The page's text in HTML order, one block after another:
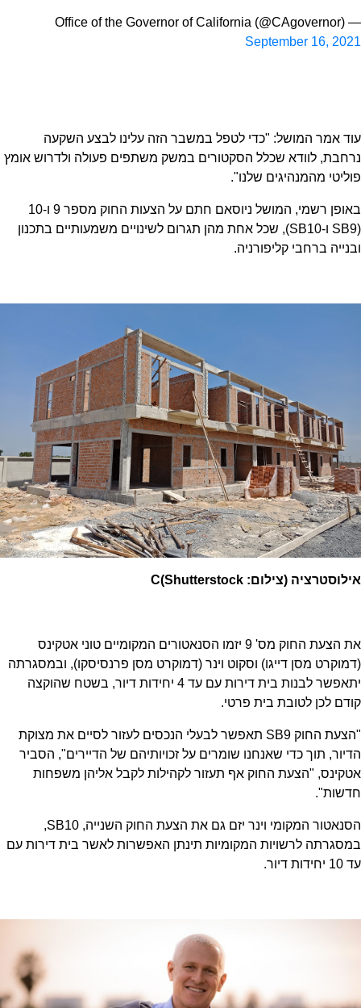
— Office of the Governor of California (@CAgovernor)
September 16, 2021
עוד אמר המושל: "כדי לטפל במשבר הזה עלינו לבצע השקעה
נרחבת, לוודא שכלל הסקטורים במשק משתפים פעולה ולדרוש אומץ
פוליטי מהמנהיגים שלנו".
באופן רשמי, המושל ניוסאם חתם על הצעות החוק מספר 9 ו-10
(SB9 ו-SB10), שכל אחת מהן תגרום לשינויים משמעותיים בתכנון
ובנייה ברחבי קליפורניה.
אילוסטרציה (צילום: Shutterstock)C
את הצעת החוק מס' 9 יזמו הסנאטורים המקומיים טוני אטקינס
(דמוקרט מסן דייגו) וסקוט וינר (דמוקרט מסן פרנסיסקו), ובמסגרתה
יתאפשר לבנות בית דירות עם עד 4 יחידות דיור, בשטח שהוקצה
קודם לכן לטובת בית פרטי.
"הצעת החוק SB9 תאפשר לבעלי הנכסים לעזור לסיים את מצוקת
הדיור, תוך כדי שאנחנו שומרים על זכויותיהם של הדיירים", הסביר
אטקינס, "הצעת החוק אף תעזור לקהילות לקבל אליהן משפחות
חדשות".
הסנאטור המקומי וינר יזם גם את הצעת החוק השנייה, SB10,
במסגרתה לרשויות המקומיות תינתן האפשרות לאשר בית דירות עם
עד 10 יחידות דיור.